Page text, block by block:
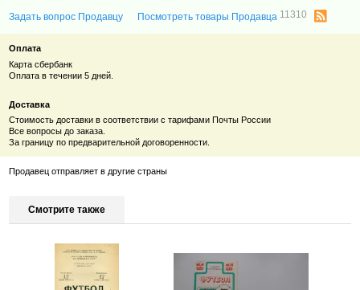
Задать вопрос Продавцу Посмотреть товары Продавца 11310
Оплата
Карта сбербанк
Оплата в течении 5 дней.
Доставка
Стоимость доставки в соответствии с тарифами Почты России
Все вопросы до заказа.
За границу по предварительной договоренности.
Продавец отправляет в другие страны
Смотрите также